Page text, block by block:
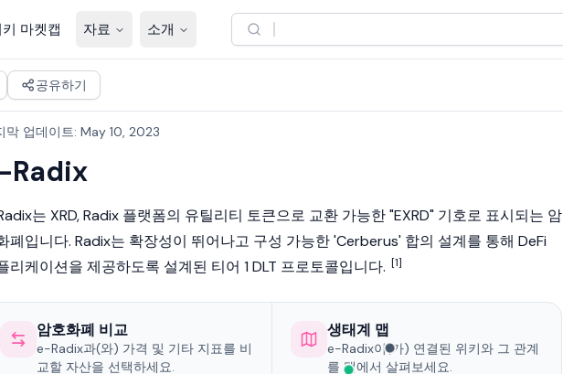
키 마켓캡 자료 소개
공유하기
막 업데이트: May 10, 2023
Radix
는 XRD,Radix 플랫폼의 유틸리티 토큰으로 교환 가능한 "EXRD" 기호로 표시되는 암
폐입니다. Radix는 확장성이 뛰어나고 구성 가능한 'Cerberus' 합의 설계를 통해 DeFi
리케이션을 제공하도록 설계된 티어 1 DLT 프로토콜입니다. [1]
암호화폐 비교
e-Radix과(와) 가격 및 기타 지표를 비
교할 자산을 선택하세요.
생태계 맵
e-Radix이(가) 연결된 위키와 그 관계
를 맵에서 살펴보세요.